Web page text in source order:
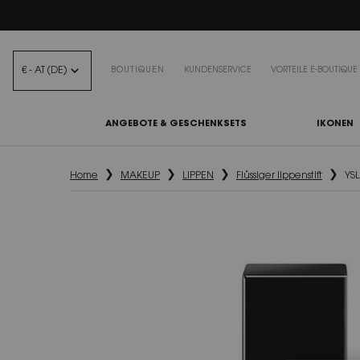
€ - AT (DE) BOUTIQUEN KUNDENSERVICE VORTEILE E-BOUTIQUE
ANGEBOTE & GESCHENKSETS IKONEN
Home MAKEUP LIPPEN Flüssiger lippenstift